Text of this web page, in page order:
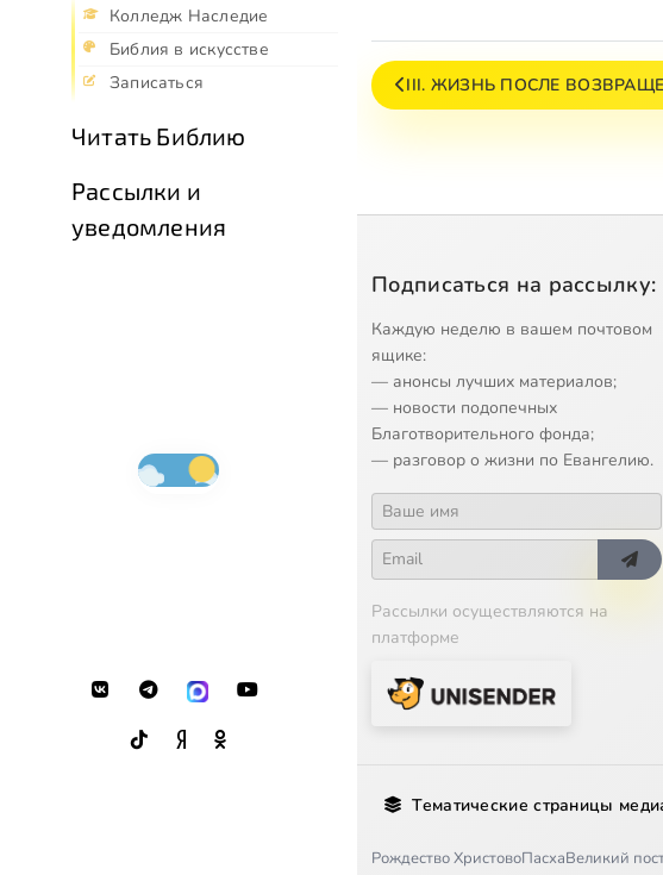
Колледж Наследие
Библия в искусстве
Записаться
Читать Библию
Рассылки и
уведомления
III. ЖИЗНЬ ПОСЛЕ
Подписаться на рассылку:
Каждую неделю в вашем почтовом
ящике:
— анонсы лучших материалов;
— новости подопечных
Благотворительного фонда;
— разговор о жизни по Евангелию.
Рассылки осуществляются на
платформе
Тематические страницы
Рождество ХристовоПасхаВеликий